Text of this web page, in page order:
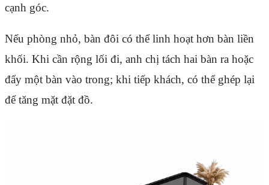
cạnh góc.
Nếu phòng nhỏ, bàn đôi có thể linh hoạt hơn bàn liền
khối. Khi cần rộng lối đi, anh chị tách hai bàn ra hoặc
đẩy một bàn vào trong; khi tiếp khách, có thể ghép lại
để tăng mặt đặt đồ.